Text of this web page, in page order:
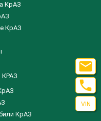
КрАЗ
КрАЗ
КрАЗ


VIN